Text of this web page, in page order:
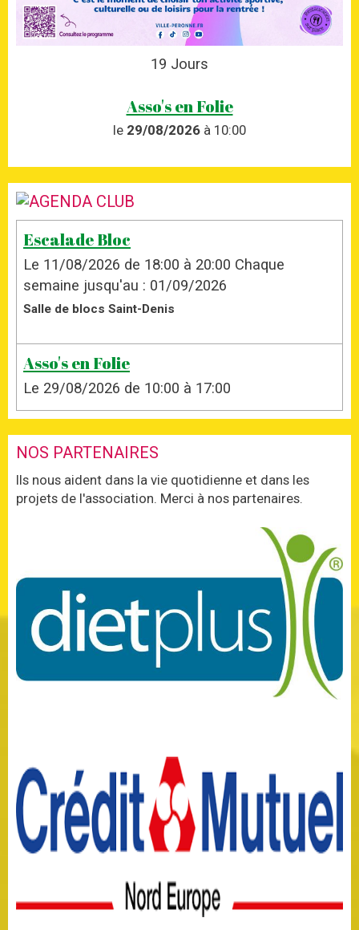
19 Jours
Asso's en Folie
le 29/08/2026 à 10:00
Escalade Bloc
Le 11/08/2026 de 18:00 à 20:00 Chaque
semaine jusqu'au : 01/09/2026
Salle de blocs Saint-Denis
Asso's en Folie
Le 29/08/2026 de 10:00 à 17:00
NOS PARTENAIRES
Ils nous aident dans la vie quotidienne et dans les
projets de l'association. Merci à nos partenaires.